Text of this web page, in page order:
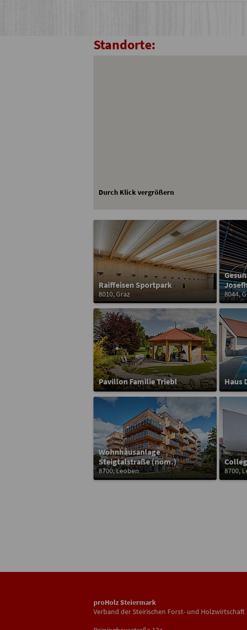
Standorte:
Durch Klick vergrößern
Raiffeisen Sportpark
8010, Graz 8044,
Pavillon Familie Triebl Haus
Wohnhausanlage
Steigtalstraße (nom.)
8700, Leoben 8700,
proHolz Steiermark
Verband der Steirischen Forst- und Holzwirtschaft